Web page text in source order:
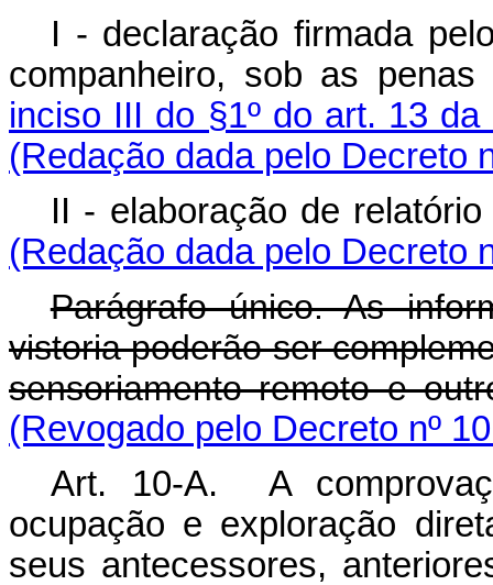
I - declaração firmada
companheiro, sob as
inciso III do §1º do art. 13
(Redação dada pelo Decreto
II - elaboração de
(Redação dada pelo Decreto
Parágrafo único. As
vistoria poderão ser
sensoriamento remoto e
(Revogado pelo Decreto nº
Art. 10-A. A
ocupação e exploração
seus antecessores,